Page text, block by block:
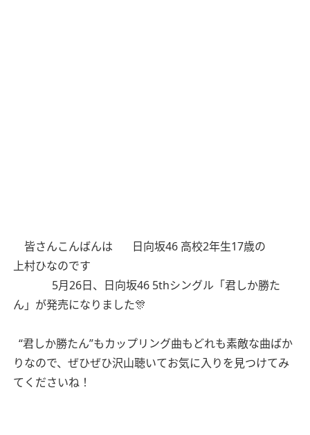
皆さんこんばんは 日向坂46 高校2年生17歳の
上村ひなのです
5月26日、日向坂46 5thシングル「君しか勝た
ん」が発売になりました🎊
“君しか勝たん”もカップリング曲もどれも素敵な曲ばか
りなので、ぜひぜひ沢山聴いてお気に入りを見つけてみ
てくださいね！